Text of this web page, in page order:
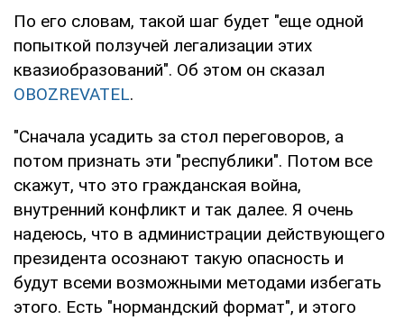
По его словам, такой шаг будет "еще одной
попыткой ползучей легализации этих
квазиобразований". Об этом он сказал
OBOZREVATEL.
"Сначала усадить за стол переговоров, а
потом признать эти "республики". Потом все
скажут, что это гражданская война,
внутренний конфликт и так далее. Я очень
надеюсь, что в администрации действующего
президента осознают такую опасность и
будут всеми возможными методами избегать
этого. Есть "нормандский формат", и этого